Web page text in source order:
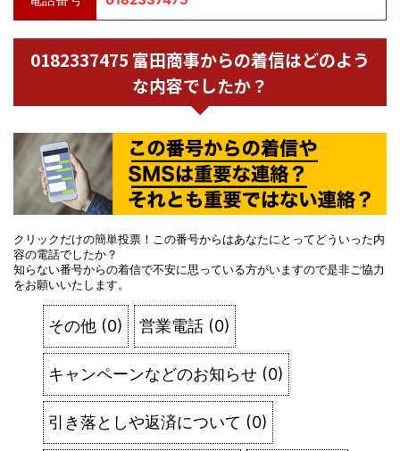
0182337475 富田商事からの着信はどのよう
な内容でしたか？
クリックだけの簡単投票！この番号からはあなたにとってどういった内
容の電話でしたか？
知らない番号からの着信で不安に思っている方がいますので是非ご協力
をお願いいたします。
その他 (0) 営業電話 (0)
キャンペーンなどのお知らせ (0)
引き落としや返済について (0)